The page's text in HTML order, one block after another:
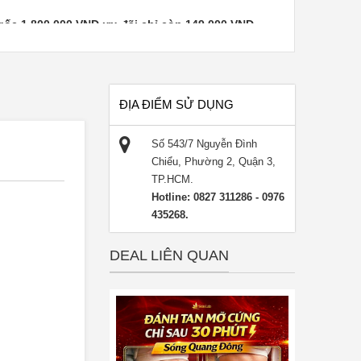
1.800.000 VNĐ ưu đãi chỉ còn 149.000 VNĐ.
quả ngay lần đầu tiên. Giảm 5-10 cm ngay sau 45
01 gói dịch vụ (Không bù tiền).
chương trình khuyến mãi khác.
khi đến để được phục vụ tốt nhất.
tiền mặt, không trả lại tiền thừa.
ĐỊA ĐIỂM SỬ DỤNG
Số 543/7 Nguyễn Đình
Chiểu, Phường 2, Quận 3,
TP.HCM.
Hotline: 0827 311286 - 0976
435268.
DEAL LIÊN QUAN